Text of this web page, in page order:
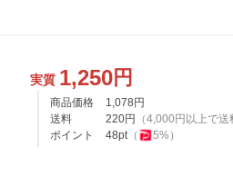
実質 1,250円
商品価格 1,078 円
送料
220円 （4,000 円以上で送
ポイント
48pt（ 5%）